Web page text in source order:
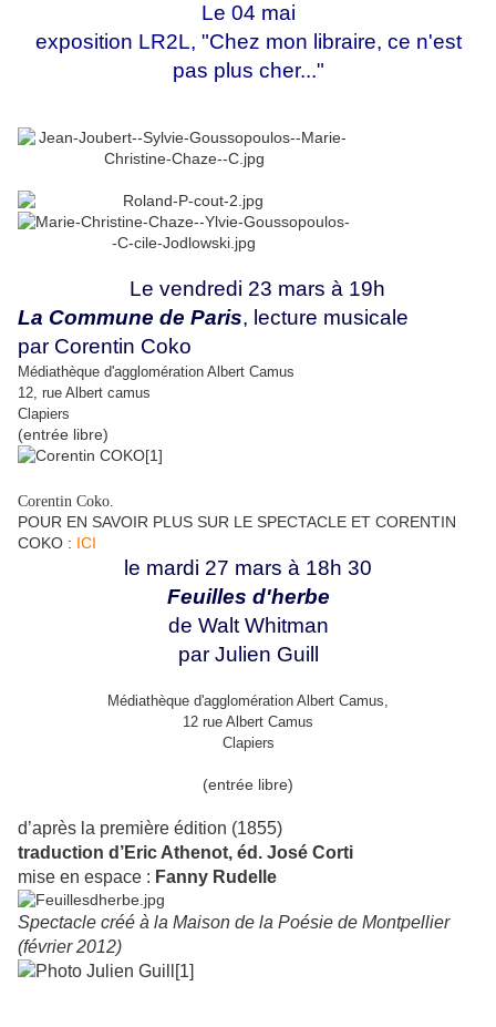
Le 04 mai
exposition LR2L, "Chez mon libraire, ce n'est
pas plus cher..."
Le vendredi 23 mars à 19h
La Commune de Paris, lecture musicale
par Corentin Coko
Médiathèque d'agglomération Albert Camus
12, rue Albert camus
Clapiers
(entrée libre)
Corentin Coko.
POUR EN SAVOIR PLUS SUR LE SPECTACLE ET CORENTIN
COKO : ICI
le mardi 27 mars à 18h 30
Feuilles d'herbe
de Walt Whitman
par Julien Guill
Médiathèque d'agglomération Albert Camus,
12 rue Albert Camus
Clapiers
(entrée libre)
d’après la première édition (1855)
traduction d’Eric Athenot, éd. José Corti
mise en espace : Fanny Rudelle
Spectacle créé à la Maison de la Poésie de Montpellier
(février 2012)